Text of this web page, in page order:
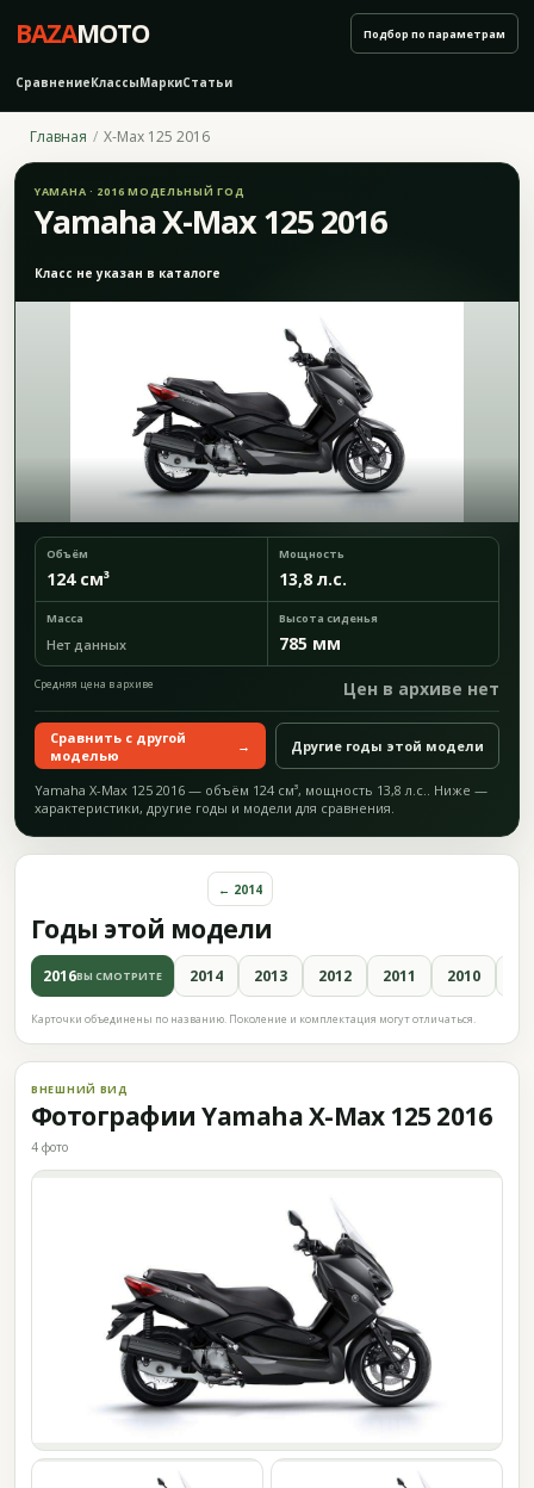
BAZAMOTO
СравнениеКлассыМаркиСтатьи
Подбор по параметрам
Главная X-Max 125 2016
YAMAHA · 2016 МОДЕЛЬНЫЙ ГОД
Yamaha X-Max 125 2016
Класс не указан в каталоге
Объём
124 см³
Мощность
13,8 л.с.
Масса
Нет данных
Высота сиденья
785 мм
Средняя цена в архиве Цен в архиве нет
Сравнить с другой
моделью
→ Другие годы этой модели
Yamaha X-Max 125 2016 — объём 124 см³, мощность 13,8 л.с.. Ниже —
характеристики, другие годы и модели для сравнения.
Годы этой модели
← 2014
2016ВЫ СМОТРИТЕ 2014 2013 2012 2011 2010
Карточки объединены по названию. Поколение и комплектация могут отличаться.
ВНЕШНИЙ ВИД
Фотографии Yamaha X-Max 125 2016
4 фото